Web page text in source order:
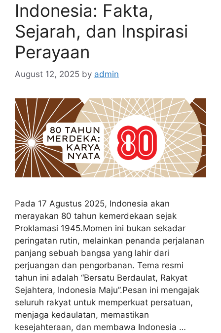
Indonesia: Fakta,
Sejarah, dan Inspirasi
Perayaan
August 12, 2025 by admin
Pada 17 Agustus 2025, Indonesia akan
merayakan 80 tahun kemerdekaan sejak
Proklamasi 1945.Momen ini bukan sekadar
peringatan rutin, melainkan penanda perjalanan
panjang sebuah bangsa yang lahir dari
perjuangan dan pengorbanan. Tema resmi
tahun ini adalah “Bersatu Berdaulat, Rakyat
Sejahtera, Indonesia Maju”.Pesan ini mengajak
seluruh rakyat untuk memperkuat persatuan,
menjaga kedaulatan, memastikan
kesejahteraan, dan membawa Indonesia …